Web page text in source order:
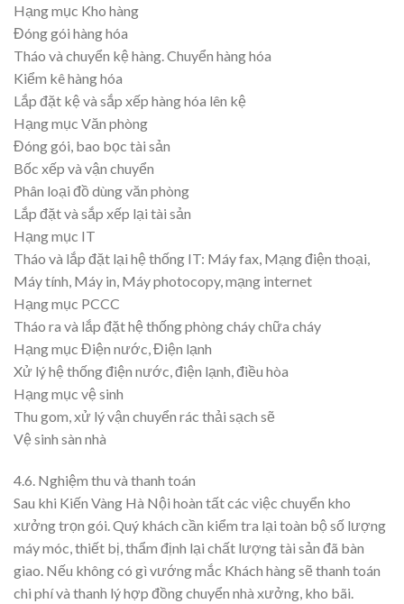
Hạng mục Kho hàng
Đóng gói hàng hóa
Tháo và chuyển kệ hàng. Chuyển hàng hóa
Kiểm kê hàng hóa
Lắp đặt kệ và sắp xếp hàng hóa lên kệ
Hạng mục Văn phòng
Đóng gói, bao bọc tài sản
Bốc xếp và vận chuyển
Phân loại đồ dùng văn phòng
Lắp đặt và sắp xếp lại tài sản
Hạng mục IT
Tháo và lắp đặt lại hệ thống IT: Máy fax, Mạng điện thoại,
Máy tính, Máy in, Máy photocopy, mạng internet
Hạng mục PCCC
Tháo ra và lắp đặt hệ thống phòng cháy chữa cháy
Hạng mục Điện nước, Điện lạnh
Xử lý hệ thống điện nước, điện lạnh, điều hòa
Hạng mục vệ sinh
Thu gom, xử lý vận chuyển rác thải sạch sẽ
Vệ sinh sàn nhà
4.6. Nghiệm thu và thanh toán
Sau khi Kiến Vàng Hà Nội hoàn tất các việc chuyển kho
xưởng trọn gói. Quý khách cần kiểm tra lại toàn bộ số lượng
máy móc, thiết bị, thẩm định lại chất lượng tài sản đã bàn
giao. Nếu không có gì vướng mắc Khách hàng sẽ thanh toán
chi phí và thanh lý hợp đồng chuyển nhà xưởng, kho bãi.